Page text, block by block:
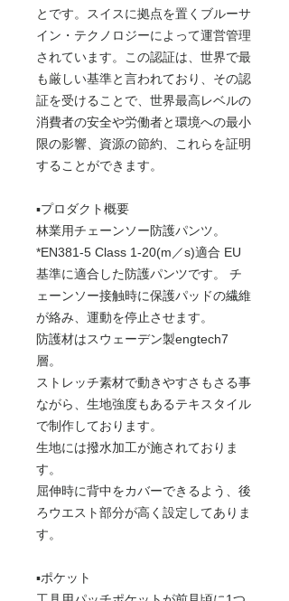
とです。スイスに拠点を置くブルーサ
イン・テクノロジーによって運営管理
されています。この認証は、世界で最
も厳しい基準と言われており、その認
証を受けることで、世界最高レベルの
消費者の安全や労働者と環境への最小
限の影響、資源の節約、これらを証明
することができます。
▪️プロダクト概要
林業用チェーンソー防護パンツ。
*EN381-5 Class 1-20(m／s)適合 EU
基準に適合した防護パンツです。 チ
ェーンソー接触時に保護パッドの繊維
が絡み、運動を停止させます。
防護材はスウェーデン製engtech7
層。
ストレッチ素材で動きやすさもさる事
ながら、生地強度もあるテキスタイル
で制作しております。
生地には撥水加工が施されておりま
す。
屈伸時に背中をカバーできるよう、後
ろウエスト部分が高く設定してありま
す。
▪️ポケット